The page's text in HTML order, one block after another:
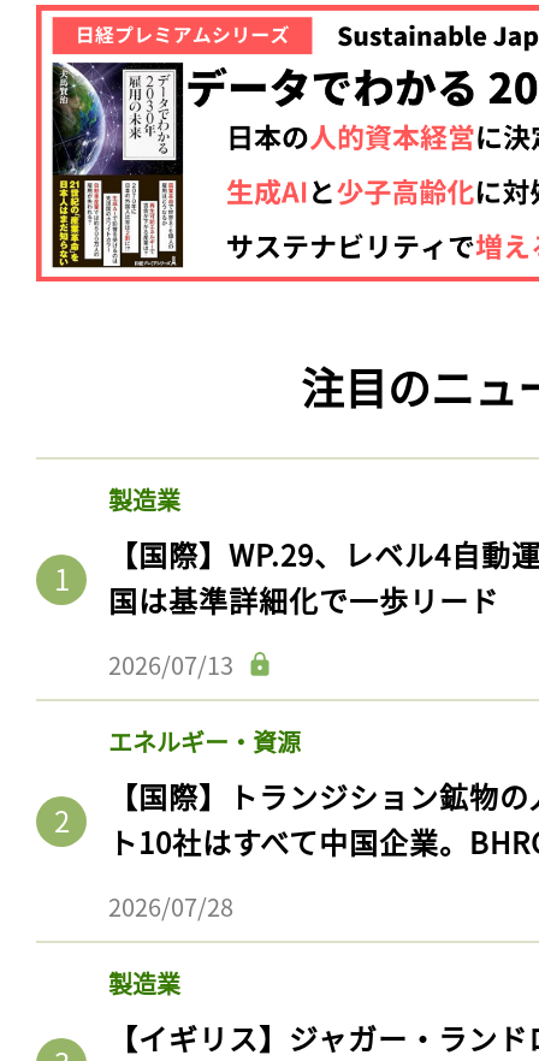
注目のニュ
製造業
【国際】WP.29、レベル4自動
国は基準詳細化で一歩リード
2026/07/13
エネルギー・資源
【国際】トランジション鉱物
ト10社はすべて中国企業。
2026/07/28
製造業
【イギリス】ジャガー・ラン